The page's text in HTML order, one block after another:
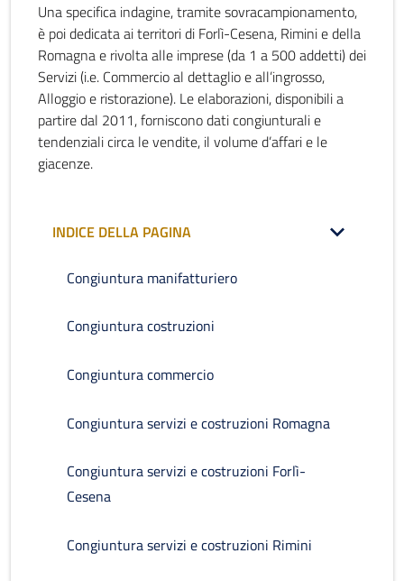
Una specifica indagine, tramite sovracampionamento,
è poi dedicata ai territori di Forlì-Cesena, Rimini e della
Romagna e rivolta alle imprese (da 1 a 500 addetti) dei
Servizi (i.e. Commercio al dettaglio e all’ingrosso,
Alloggio e ristorazione). Le elaborazioni, disponibili a
partire dal 2011, forniscono dati congiunturali e
tendenziali circa le vendite, il volume d’affari e le
giacenze.
INDICE DELLA PAGINA
Congiuntura manifatturiero
Congiuntura costruzioni
Congiuntura commercio
Congiuntura servizi e costruzioni Romagna
Congiuntura servizi e costruzioni Forlì-
Cesena
Congiuntura servizi e costruzioni Rimini